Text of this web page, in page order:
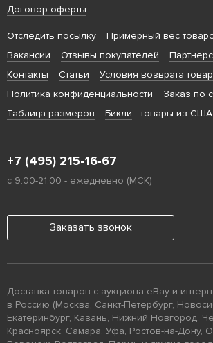
Договор оферты
Отследить посылку Примерный вес
Вакансии
Отзывы покупателей
Контакты
Статьи
Условия возврата
Политика конфиденциальности
Заказ по
Таблица размеров
Бикли - товары из
+7 (495) 215-16-67
с 9:00-21:00 - ежедневно (МСК)
Заказать звонок
Доставка товаров с аукциона eBay и
в Россию (Москва, Санкт-Петербург,
Екатеринбург, Казань, Нижний Новгород,
Красноярск, Самара, Уфа, Ростов-на-Дону,